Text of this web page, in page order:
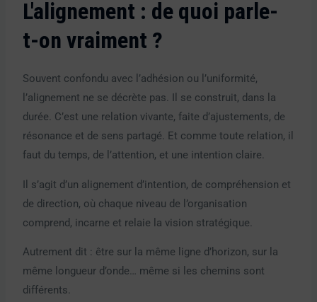
L'alignement : de quoi parle-
t-on vraiment ?
Souvent confondu avec l’adhésion ou l’uniformité,
l’alignement ne se décrète pas. Il se construit, dans la
durée. C’est une relation vivante, faite d’ajustements, de
résonance et de sens partagé. Et comme toute relation, il
faut du temps, de l’attention, et une intention claire.
Il s’agit d’un alignement d’intention, de compréhension et
de direction, où chaque niveau de l’organisation
comprend, incarne et relaie la vision stratégique.
Autrement dit : être sur la même ligne d’horizon, sur la
même longueur d’onde… même si les chemins sont
différents.